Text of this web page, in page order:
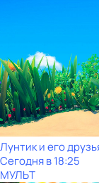
Лунтик и его
Сегодня в 18:25
МУЛЬТ